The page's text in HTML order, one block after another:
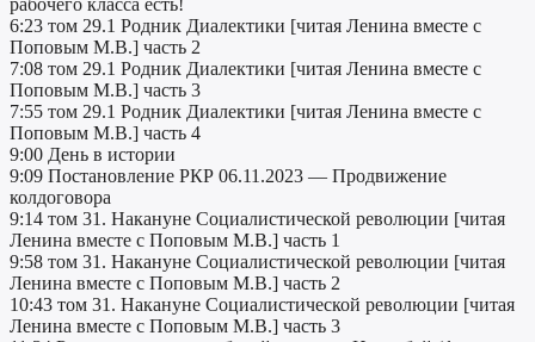
рабочего класса есть!
6:23 том 29.1 Родник Диалектики [читая Ленина вместе с
Поповым М.В.] часть 2
7:08 том 29.1 Родник Диалектики [читая Ленина вместе с
Поповым М.В.] часть 3
7:55 том 29.1 Родник Диалектики [читая Ленина вместе с
Поповым М.В.] часть 4
9:00 День в истории
9:09 Постановление РКР 06.11.2023 — Продвижение
колдоговора
9:14 том 31. Накануне Социалистической революции [читая
Ленина вместе с Поповым М.В.] часть 1
9:58 том 31. Накануне Социалистической революции [читая
Ленина вместе с Поповым М.В.] часть 2
10:43 том 31. Накануне Социалистической революции [читая
Ленина вместе с Поповым М.В.] часть 3